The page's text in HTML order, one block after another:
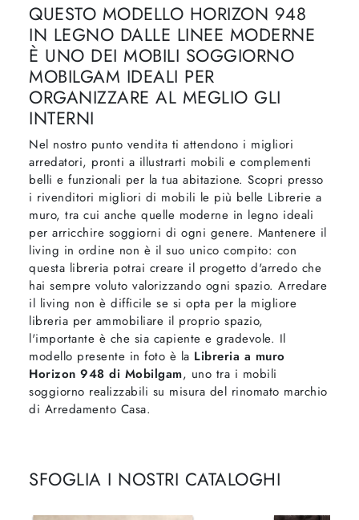
QUESTO MODELLO HORIZON 948
IN LEGNO DALLE LINEE MODERNE
È UNO DEI MOBILI SOGGIORNO
MOBILGAM IDEALI PER
ORGANIZZARE AL MEGLIO GLI
INTERNI
Nel nostro punto vendita ti attendono i migliori
arredatori, pronti a illustrarti mobili e complementi
belli e funzionali per la tua abitazione. Scopri presso
i rivenditori migliori di mobili le più belle Librerie a
muro, tra cui anche quelle moderne in legno ideali
per arricchire soggiorni di ogni genere. Mantenere il
living in ordine non è il suo unico compito: con
questa libreria potrai creare il progetto d'arredo che
hai sempre voluto valorizzando ogni spazio. Arredare
il living non è difficile se si opta per la migliore
libreria per ammobiliare il proprio spazio,
l'importante è che sia capiente e gradevole. Il
modello presente in foto è la Libreria a muro
Horizon 948 di Mobilgam, uno tra i mobili
soggiorno realizzabili su misura del rinomato marchio
di Arredamento Casa.
SFOGLIA I NOSTRI CATALOGHI